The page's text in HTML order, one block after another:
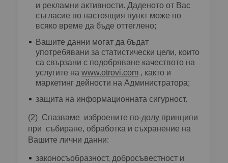
и рекламни активности. Даденото от Вас
съгласие по настоящия пункт може по
всяко време да бъде оттеглено;
Вашите данни могат да бъдат
употребявани за статистически цели, които
са свързани с подобряване качеството на
услугите на www.otrovi.com , както и
маркетинг дейности на Администратора;
защита на информационната сигурност.
(2) Спазваме изброените по-долу принципи
при събиране, обработка и съхранение на
Вашите лични данни:
законосъобразност, добросъвестност и